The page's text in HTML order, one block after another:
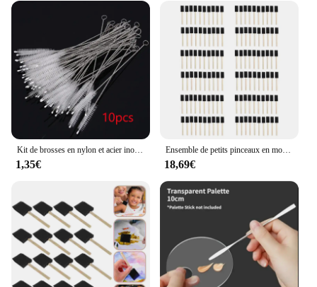
1,35€
Ensemble de petits pinceaux en mousse avec manche en bois, pinceaux éponge, outils de peinture, 1 po, 120 pièces
18,69€